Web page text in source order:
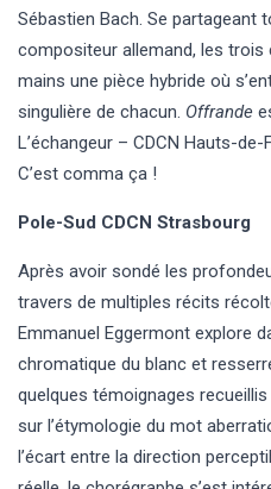
Sébastien Bach. Se partageant
compositeur allemand, les
mains une pièce hybride où
singulière de chacun. Offrande
L’échangeur – CDCN Hauts-
C’est comma ça !
Pole-Sud CDCN Strasbourg
Après avoir sondé les
travers de multiples récits
Emmanuel Eggermont ​explore
chromatique du blanc et
quelques témoignages
sur l’étymologie du mot
l’écart entre la direction